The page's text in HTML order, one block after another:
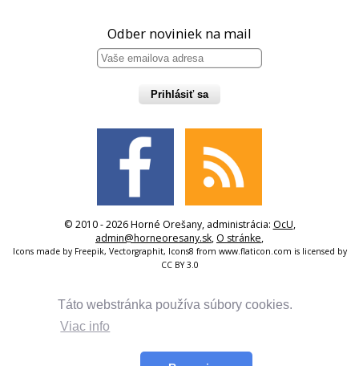
Táto webstránka používa súbory cookies.
Viac info
Odber noviniek na mail
Prihlásiť sa
© 2010 - 2026 Horné Orešany, administrácia: OcU,
admin@horneoresany.sk, O stránke,
Icons made by Freepik, Vectorgraphit, Icons8 from www.flaticon.com is licensed by
CC BY 3.0